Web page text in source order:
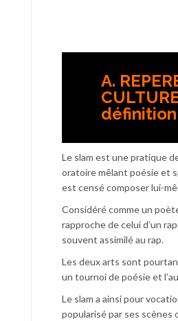
A.
Le slam est une pratique
oratoire mêlant poésie et
est censé composer lui-
Considéré comme un
rapproche de celui d’un
souvent assimilé au rap.
Les deux arts sont
un tournoi de poésie et
Le slam a ainsi pour
popularisé par ses scènes